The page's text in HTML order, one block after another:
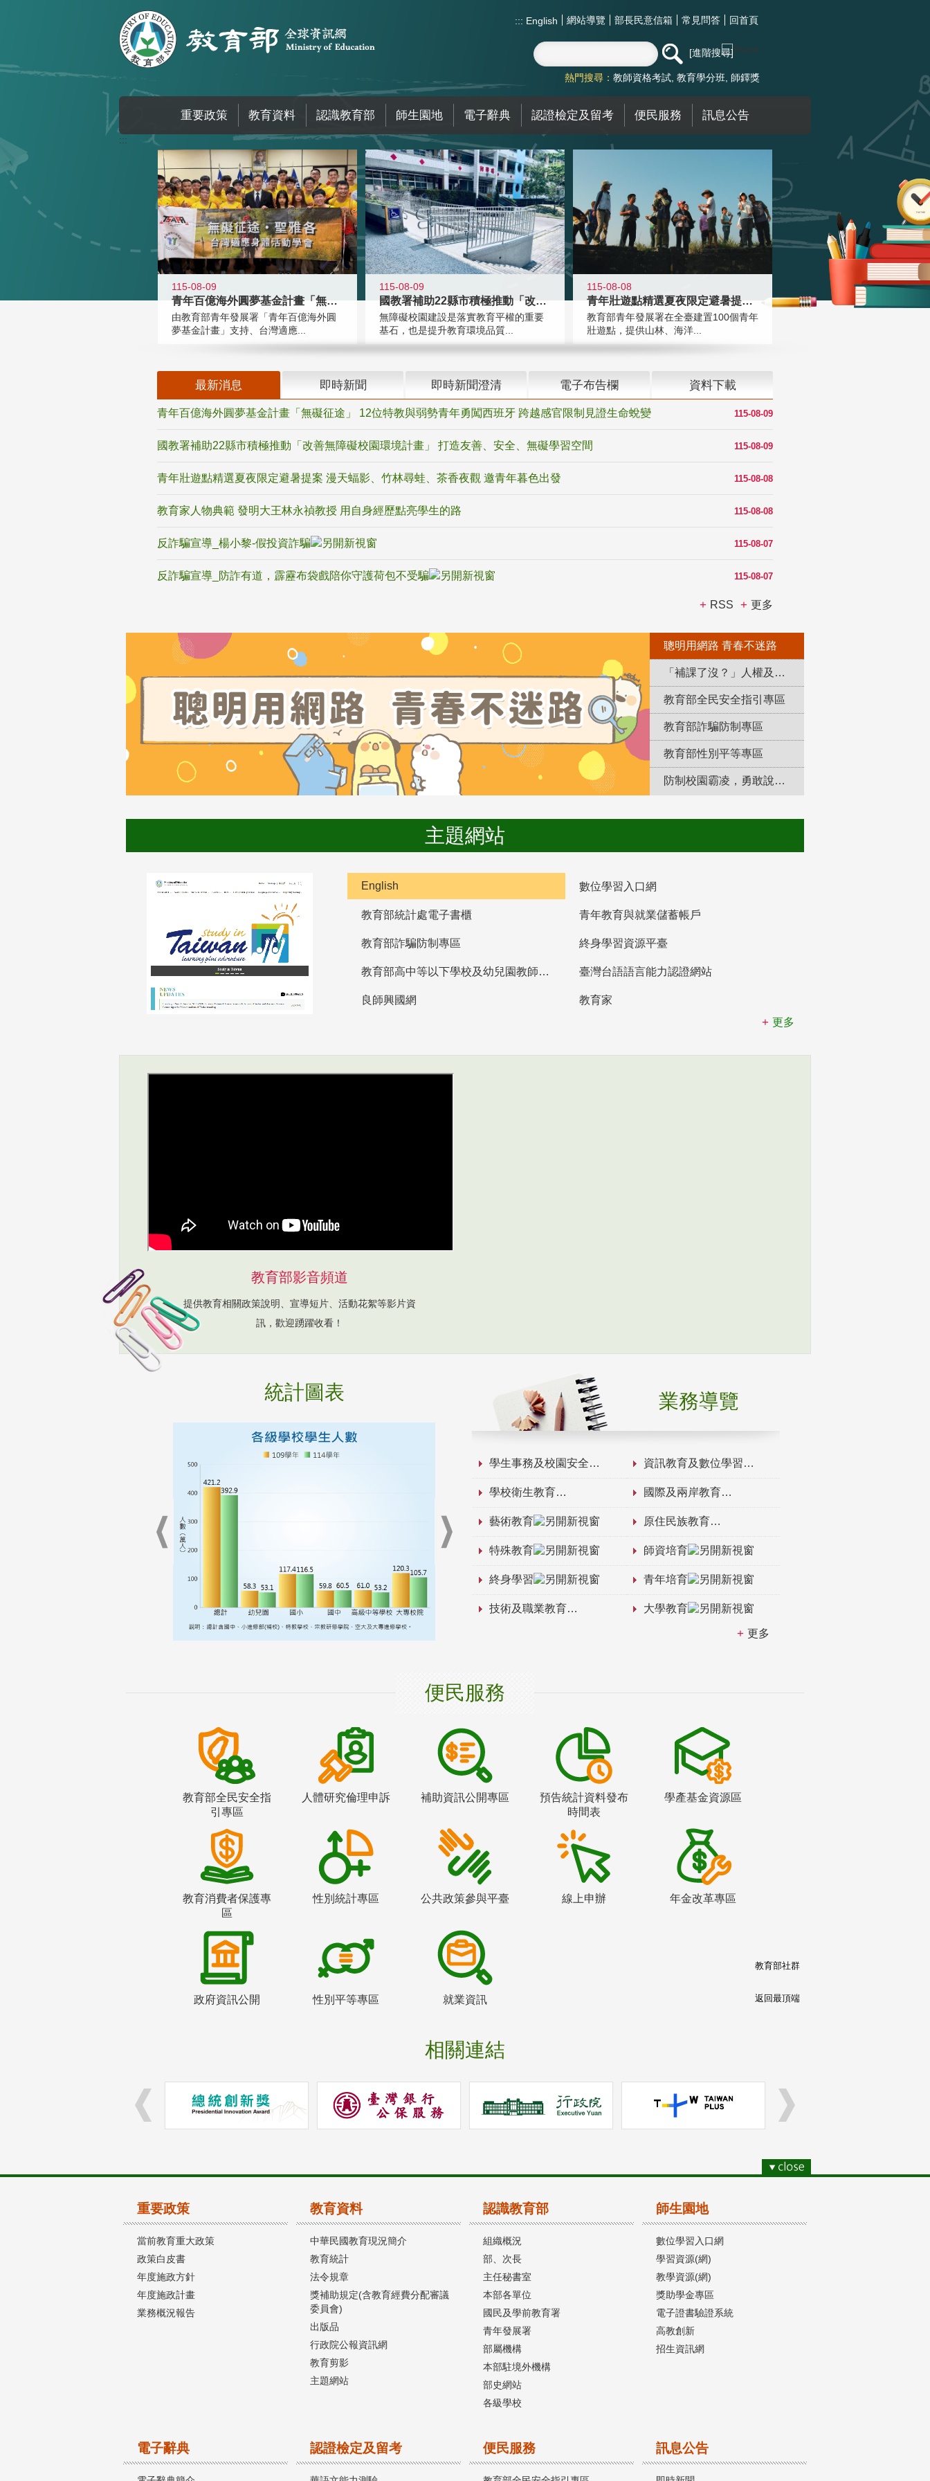
::: English 網站導覽 部長民意信箱 常見問答 回首頁
進階搜尋
熱門搜尋： 教師資格考試 教育學分班 師鐸獎
重要政策 教育資料 認識教育部 師生園地 電子辭典 認證檢定及留考 便民服務 訊息公告
:::
115-08-09
青年百億海外圓夢基金計畫「無礙征途
由教育部青年發展署「青年百億海外圓
夢基金計畫」支持、台灣適應...
115-08-09
國教署補助22縣市積極推動「改善無
無障礙校園建設是落實教育平權的重要
基石，也是提升教育環境品質...
115-08-08
青年壯遊點精選夏夜限定避暑提案 漫
教育部青年發展署在全臺建置100個青年
壯遊點，提供山林、海洋...
最新消息 即時新聞 即時新聞澄清 電子布告欄 資料下載
115-08-09
青年百億海外圓夢基金計畫「無礙征途」 12位特教與弱勢青年勇闖西班牙 跨越感官限制見證生命蛻變
115-08-09
國教署補助22縣市積極推動「改善無障礙校園環境計畫」 打造友善、安全、無礙學習空間
115-08-08
青年壯遊點精選夏夜限定避暑提案 漫天蝠影、竹林尋蛙、茶香夜觀 邀青年暮色出發
115-08-08
教育家人物典範 發明大王林永禎教授 用自身經歷點亮學生的路
115-08-07
反詐騙宣導_楊小黎-假投資詐騙
115-08-07
反詐騙宣導_防詐有道，霹靂布袋戲陪你守護荷包不受騙
RSS 更多
聰明用網路 青春不迷路
「補課了沒？」人權及轉型正義教育專區
教育部全民安全指引專區
教育部詐騙防制專區
教育部性別平等專區
防制校園霸凌，勇敢說出來！
主題網站
English 數位學習入口網
教育部統計處電子書櫃 青年教育與就業儲蓄帳戶
教育部詐騙防制專區 終身學習資源平臺
教育部高中等以下學校及幼兒園教師資格檢定考試 臺灣台語語言能力認證網站
良師興國網
教育家
更多
教育部影音頻道
提供教育相關政策說明、宣導短片、活動花絮等影片資
訊，歡迎踴躍收看！
統計圖表 業務導覽
學生事務及校園安全 資訊教育及數位學習
學校衛生教育 國際及兩岸教育
藝術教育 原住民族教育
特殊教育 師資培育
終身學習 青年培育
技術及職業教育 大學教育
更多
便民服務
教育部全民安全指
引專區
人體研究倫理申訴 補助資訊公開專區
預告統計資料發布
時間表
學產基金資源區
教育消費者保護專
區
性別統計專區 公共政策參與平臺 線上申辦 年金改革專區
政府資訊公開 性別平等專區 就業資訊
相關連結
教育部社群
返回最頂端
重要政策
當前教育重大政策
政策白皮書
年度施政方針
年度施政計畫
業務概況報告
教育資料
中華民國教育現況簡介
教育統計
法令規章
獎補助規定(含教育經費分配審議
委員會)
出版品
行政院公報資訊網
教育剪影
主題網站
認識教育部
組織概況
部、次長
主任秘書室
本部各單位
國民及學前教育署
青年發展署
部屬機構
本部駐境外機構
部史網站
各級學校
師生園地
數位學習入口網
學習資源(網)
教學資源(網)
獎助學金專區
電子證書驗證系統
高教創新
招生資訊網
電子辭典 認證檢定及留考 便民服務 訊息公告